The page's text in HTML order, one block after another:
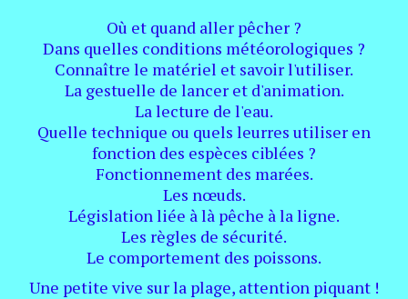
Où et quand aller pêcher ?
Dans quelles conditions météorologiques ?
Connaître le matériel et savoir l'utiliser.
La gestuelle de lancer et d'animation.
La lecture de l'eau.
Quelle technique ou quels leurres utiliser en
fonction des espèces ciblées ?
Fonctionnement des marées.
Les nœuds.
Législation liée à là pêche à la ligne.
Les règles de sécurité.
Le comportement des poissons.
Une petite vive sur la plage, attention piquant !